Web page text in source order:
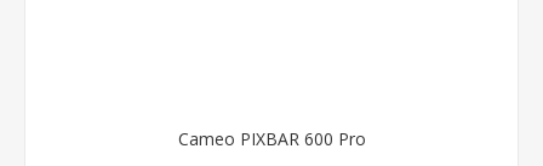
Cameo PIXBAR 600 Pro